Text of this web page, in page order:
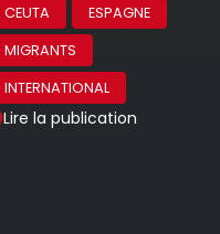
CEUTA
ESPAGNE
MIGRANTS
INTERNATIONAL
Lire la publication